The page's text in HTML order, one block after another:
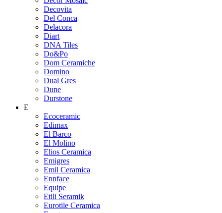
Decovita
Del Conca
Delacora
Diart
DNA Tiles
Do&Po
Dom Ceramiche
Domino
Dual Gres
Dune
Durstone
E
Ecoceramic
Edimax
El Barco
El Molino
Elios Ceramica
Emigres
Emil Ceramica
Ennface
Equipe
Etili Seramik
Eurotile Ceramica